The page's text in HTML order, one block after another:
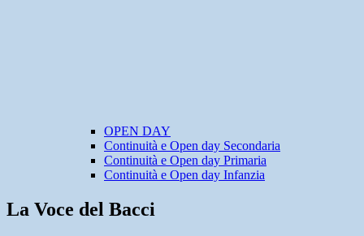
OPEN DAY
Continuità e Open day Secondaria
Continuità e Open day Primaria
Continuità e Open day Infanzia
La Voce del Bacci